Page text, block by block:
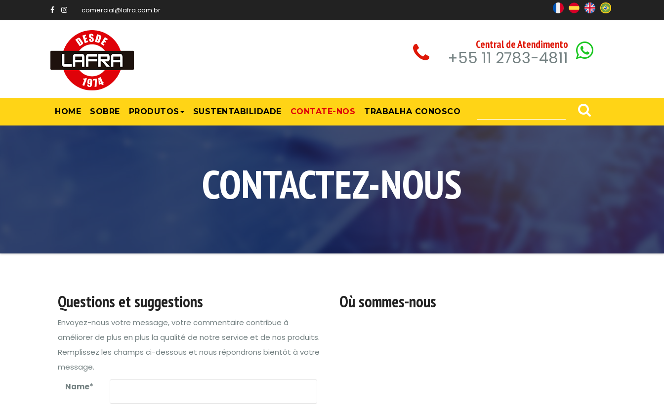
comercial@lafra.com.br
Central de Atendimento
+55 11 2783-4811
HOME SOBRE PRODUTOS SUSTENTABILIDADE CONTATE-NOS TRABALHA CONOSCO
CONTACTEZ-NOUS
Questions et suggestions
Envoyez-nous votre message, votre commentaire contribue à
améliorer de plus en plus la qualité de notre service et de nos produits.
Remplissez les champs ci-dessous et nous répondrons bientôt à votre
message.
Name*
Où sommes-nous